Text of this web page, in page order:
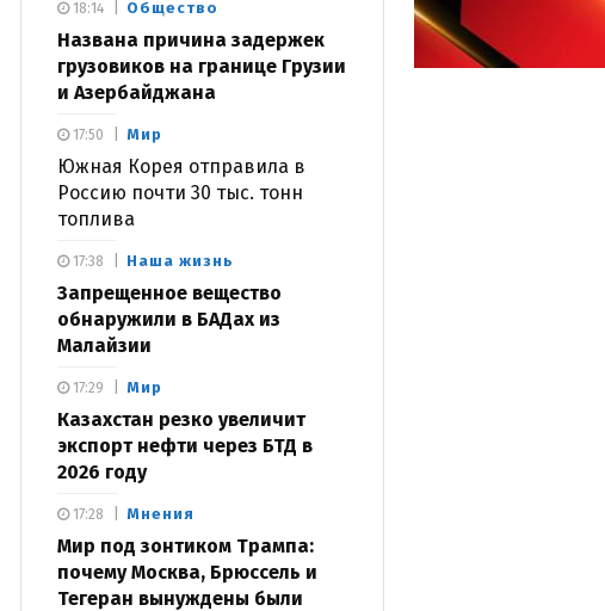
Общество
Названа причина задержек
грузовиков на границе Грузии
и Азербайджана
18:14
Мир
Южная Корея отправила в
Россию почти 30 тыс. тонн
топлива
17:50
Наша жизнь
Запрещенное вещество
обнаружили в БАДах из
Малайзии
17:38
Мир
Казахстан резко увеличит
экспорт нефти через БТД в
2026 году
17:29
Мнения
Мир под зонтиком Трампа:
почему Москва, Брюссель и
Тегеран вынуждены были
17:28